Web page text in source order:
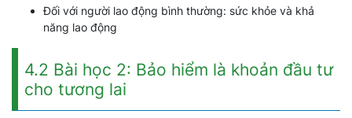
Đối với người lao động bình thường: sức khỏe và khả
năng lao động
4.2 Bài học 2: Bảo hiểm là khoản đầu tư
cho tương lai